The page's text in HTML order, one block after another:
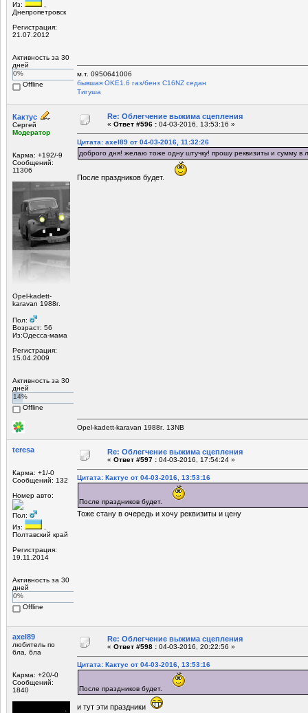
Из:
,
Днепропетровск
Регистрация:
21.07.2012
Активность за 30
дней
0%
Offline
м.т. 0950641006
бывшая OKЕ1.6 газ/бенз C16NZ седан
Tигуша
Кактус
Сергей
Модератор
Карма: +192/-9
Сообщений:
11306
Opel-kadett-
karavan 1988г.
Пол:
Возраст: 56
Из:Одесса-мама
Регистрация:
15.04.2009
Активность за 30
дней
14%
Offline
Re: Облегчение выжима сцепления
« Ответ #596 : 04-03-2016, 13:53:16 »
Цитата: axel89 от 04-03-2016, 11:32:26
доброго дня! желаю тоже одну штучку! прошу реквизиты и сумму в
После праздников будет.
Opel-kadett-karavan 1988г. 13NB
teresa
Карма: +1/-0
Сообщений: 132
Номер авто:
Пол:
Из:
Полтавский край
Регистрация:
19.11.2014
Активность за 30
дней
0%
Offline
Re: Облегчение выжима сцепления
« Ответ #597 : 04-03-2016, 17:54:24 »
Цитата: Кактус от 04-03-2016, 13:53:16
После праздников будет.
Тоже стану в очередь и хочу реквизиты и цену
axel89
любитель по
бла, бла
Карма: +20/-0
Сообщений:
1840
Re: Облегчение выжима сцепления
« Ответ #598 : 04-03-2016, 20:22:56 »
Цитата: Кактус от 04-03-2016, 13:53:16
После праздников будет.
и тут эти праздники